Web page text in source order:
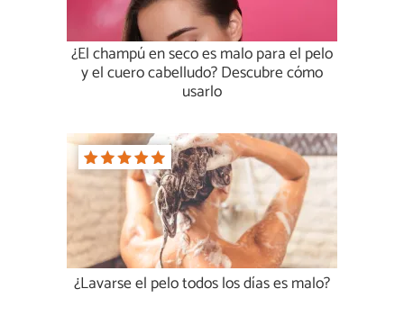
¿El champú en seco es malo para el pelo
y el cuero cabelludo? Descubre cómo
usarlo
¿Lavarse el pelo todos los días es malo?